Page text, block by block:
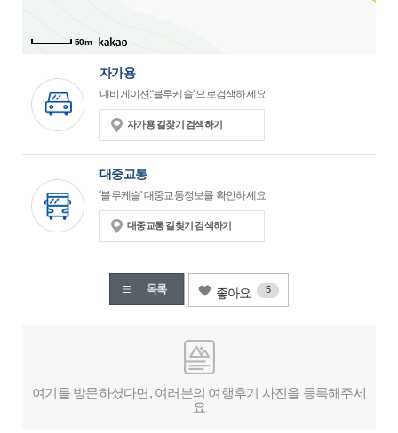
50m
자가용
내비게이션:'블루케슬' 으로검색하세요
자가용 길찾기 검색하기
대중교통
'블루케슬' 대중교통정보를 확인하세요
대중교통 길찾기 검색하기
좋아요 5
여기를 방문하셨다면, 여러분의 여행후기 사진을 등록해주세
요